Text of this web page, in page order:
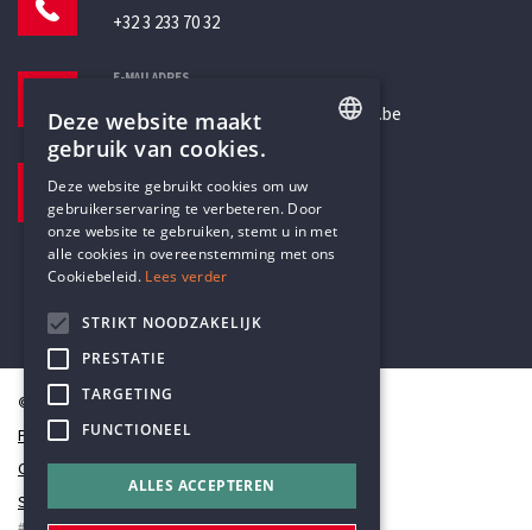
+32 3 233 70 32
E-MAILADRES
secretariaat@humanistischverbond.be
Pottenbrug 4
Antwerpen, 2000
© Humanistisch Verbond 2026
Privacy
Cookiestatement
Sitemap
DUTCH
Deze website maakt
gebruik van cookies.
Deze website gebruikt cookies om uw
gebruikerservaring te verbeteren. Door
onze website te gebruiken, stemt u in met
alle cookies in overeenstemming met ons
Cookiebeleid. Lees verder
STRIKT NOODZAKELIJK
PRESTATIE
TARGETING
FUNCTIONEEL
ALLES ACCEPTEREN